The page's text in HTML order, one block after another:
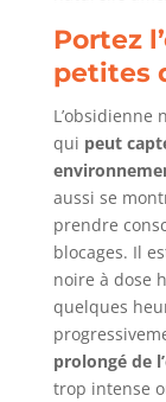
Portez
petites
qui peut
aussi se
prendre
blocages. Il
noire à dose
quelques
prolongé de
trop intense